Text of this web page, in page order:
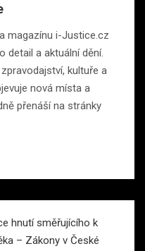
magazínu i-Justice.cz
detail a aktuální dění.
kultuře a
nová místa a
přenáší na stránky
hnutí směřujícího k
– Zákony v České